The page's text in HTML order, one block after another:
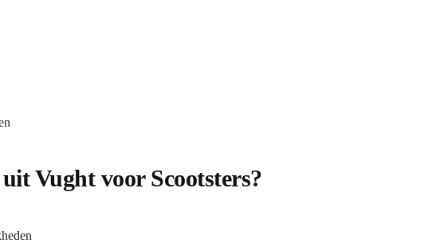
Vught voor Scootsters?